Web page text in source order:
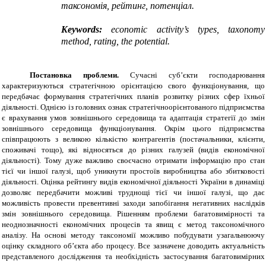
таксономія, рейтинг, потенціал.
Keywords: economic activity’s types, taxonomy
method, rating, the potential.
Постановка проблеми.Сучасні суб’єкти господарювання
характеризуються стратегічною орієнтацією свого функціонування, що
передбачає формування стратегічних планів розвитку різних сфер їхньої
діяльності. Однією із головних ознак стратегічноорієнтованого підприємства
є врахування умов зовнішнього середовища та адаптація стратегії до змін
зовнішнього середовища функціонування. Окрім цього підприємства
співпрацюють з великою кількістю контрагентів (постачальники, клієнти,
споживачі тощо), які відносяться до різних галузей (видів економічної
діяльності). Тому дуже важливо своєчасно отримати інформацію про стан
тієї чи іншої галузі, щоб уникнути простоїв виробництва або збитковості
діяльності. Оцінка рейтингу видів економічної діяльності України в динаміці
дозволяє передбачити можливі труднощі тієї чи іншої галузі, що дає
можливість провести превентивні заходи запобігання негативних наслідків
змін зовнішнього середовища. Рішенням проблеми багатовимірності та
неоднозначності економічних процесів та явищ є метод таксономічного
аналізу. На основі методу таксономії можливо побудувати узагальнюючу
оцінку складного об’єкта або процесу. Все зазначене доводить актуальність
представленого дослідження та необхідність застосування багатовимірних